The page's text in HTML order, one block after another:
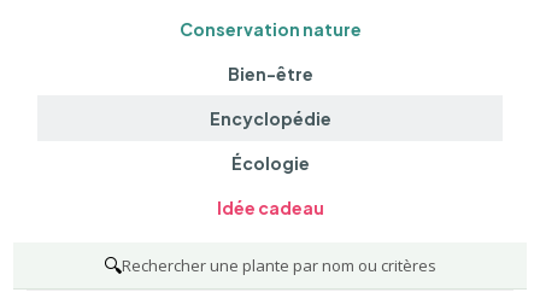
Conservation nature
Bien-être
Encyclopédie
Écologie
Idée cadeau
🔍Rechercher une plante par nom ou critères